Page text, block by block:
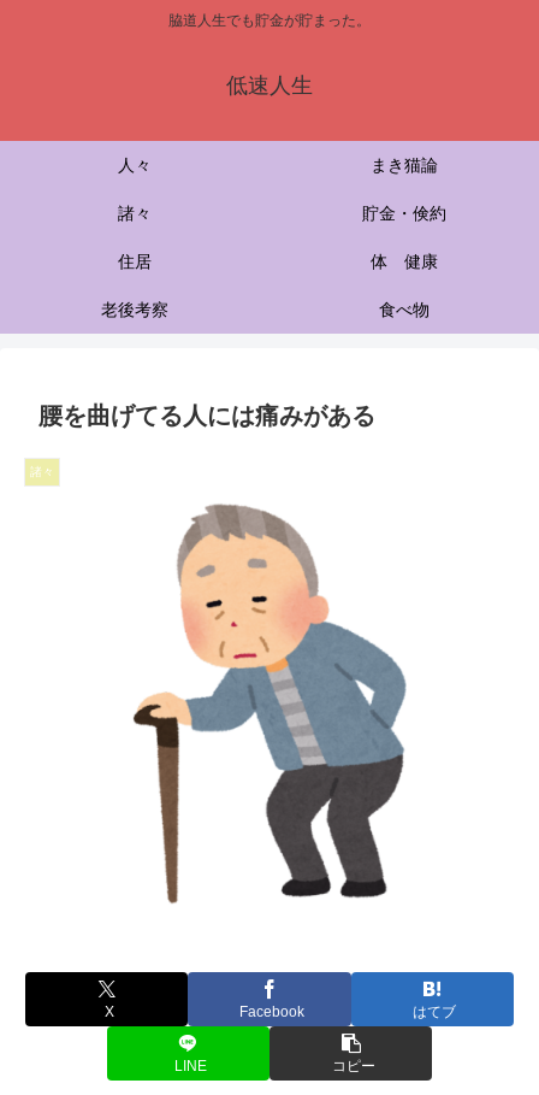
脇道人生でも貯金が貯まった。
低速人生
人々 まき猫論
諸々 貯金・倹約
住居 体 健康
老後考察 食べ物
腰を曲げてる人には痛みがある
諸々
X Facebook はてブ
LINE コピー